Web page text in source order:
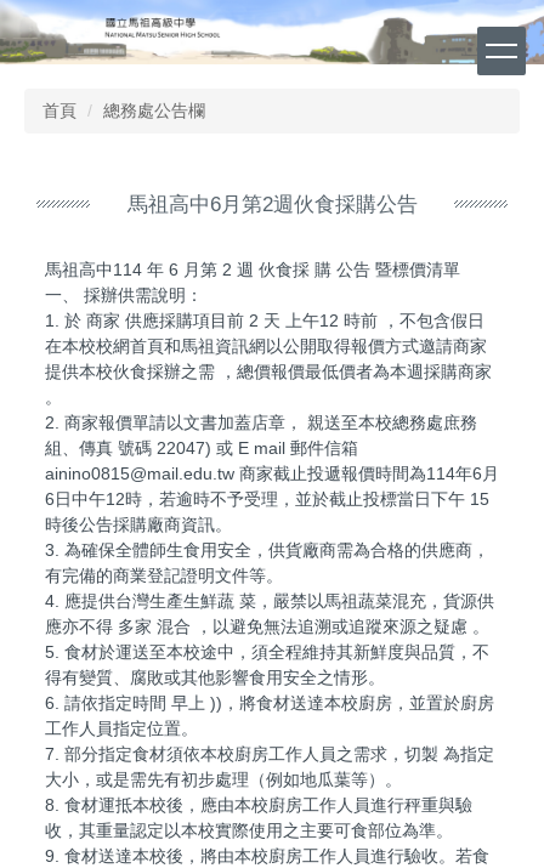
跳
到
主
首頁 總務處公告欄
馬祖高中6月第2週伙食採購公告
馬祖高中114 年 6 月第 2 週 伙食採 購 公告 暨標價清單
一、 採辦供需說明：
1. 於 商家 供應採購項目前 2 天 上午12 時前 ，不包含假日
在本校校網首頁和馬祖資訊網以公開取得報價方式邀請商家
提供本校伙食採辦之需 ，總價報價最低價者為本週採購商家
。
2. 商家報價單請以文書加蓋店章， 親送至本校總務處庶務
組、傳真 號碼 22047) 或 E mail 郵件信箱
ainino0815@mail.edu.tw 商家截止投遞報價時間為114年6月
6日中午12時，若逾時不予受理，並於截止投標當日下午 15
時後公告採購廠商資訊。
3. 為確保全體師生食用安全，供貨廠商需為合格的供應商，
有完備的商業登記證明文件等。
4. 應提供台灣生產生鮮蔬 菜，嚴禁以馬祖蔬菜混充，貨源供
應亦不得 多家 混合 ，以避免無法追溯或追蹤來源之疑慮 。
5. 食材於運送至本校途中，須全程維持其新鮮度與品質，不
得有變質、腐敗或其他影響食用安全之情形。
6. 請依指定時間 早上 ))，將食材送達本校廚房，並置於廚房
工作人員指定位置。
7. 部分指定食材須依本校廚房工作人員之需求，切製 為指定
大小，或是需先有初步處理（例如地瓜葉等）。
8. 食材運抵本校後，應由本校廚房工作人員進行秤重與驗
收，其重量認定以本校實際使用之主要可食部位為準。
9. 食材送達本校後，將由本校廚房工作人員進行驗收。若食